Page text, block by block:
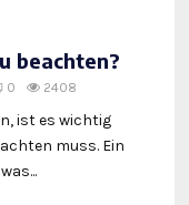
beachten?
0 2408
ist es wichtig
muss. Ein